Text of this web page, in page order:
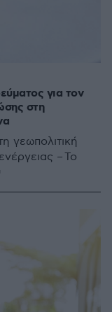
για τον
στη
γεωπολιτική
– Το